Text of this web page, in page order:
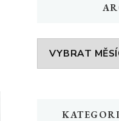
Archivy